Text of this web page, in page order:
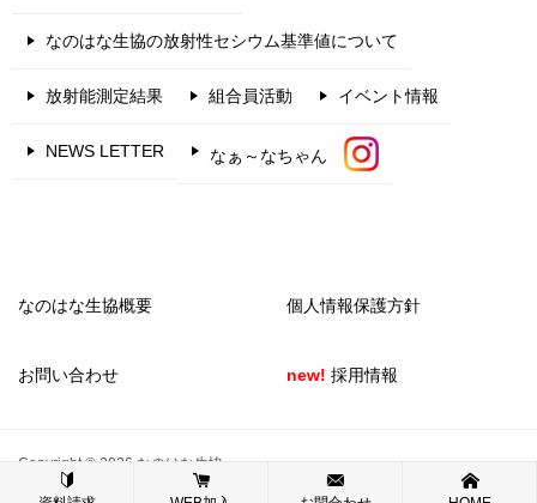
なのはな生協の放射性セシウム基準値について
放射能測定結果 組合員活動 イベント情報
NEWS LETTER なぁ～なちゃん
なのはな生協概要 個人情報保護方針
お問い合わせ new! 採用情報
Copyright © 2026 なのはな生協